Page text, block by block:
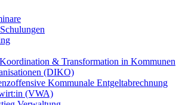
& Transformation in Kommunen
(DIKO)
Kommunale Entgeltabrechnung
(VWA)